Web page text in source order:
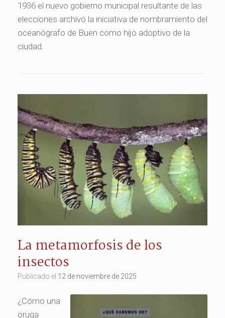
1936 el nuevo gobierno municipal resultante de las
elecciones archivó la iniciativa de nombramiento del
oceanógrafo de Buen como hijo adoptivo de la
ciudad.
La metamorfosis de los
insectos
Publicado el 12 de noviembre de 2025
¿Cómo una
oruga